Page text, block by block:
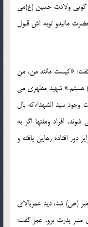
گویی ولادت حسین (ع)می
حضرت مالیدو توبه اش قبول
«کیست مانند من، من
هستم.» شهید مطهری می
سید الشهداءکه بال
افراد وملتها اگر به
دور افتاده رهایی یافته و
(ص) شد، دید عمربالای
منبر پدرت برو. عمر گفت: